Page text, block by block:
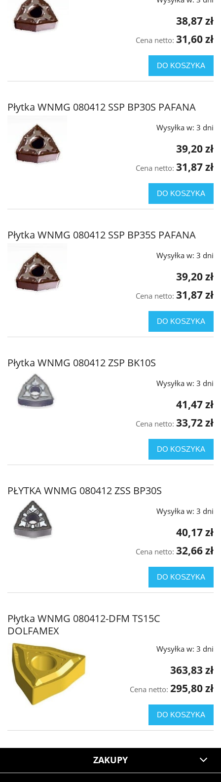
38,87 zł
Cena netto: 31,60 zł
DO KOSZYKA
Płytka WNMG 080412 SSP BP30S PAFANA
Wysyłka w: 3 dni
39,20 zł
Cena netto: 31,87 zł
DO KOSZYKA
Płytka WNMG 080412 SSP BP35S PAFANA
Wysyłka w: 3 dni
39,20 zł
Cena netto: 31,87 zł
DO KOSZYKA
Płytka WNMG 080412 ZSP BK10S
Wysyłka w: 3 dni
41,47 zł
Cena netto: 33,72 zł
DO KOSZYKA
PŁYTKA WNMG 080412 ZSS BP30S
Wysyłka w: 3 dni
40,17 zł
Cena netto: 32,66 zł
DO KOSZYKA
Płytka WNMG 080412-DFM TS15C
DOLFAMEX
Wysyłka w: 3 dni
363,83 zł
Cena netto: 295,80 zł
DO KOSZYKA
ZAKUPY